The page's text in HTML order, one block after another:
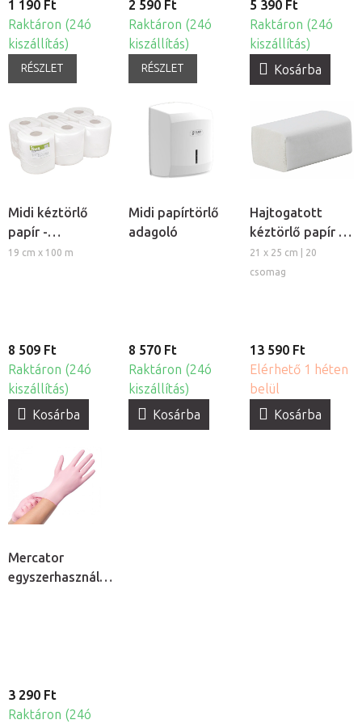
1 190 Ft
Raktáron (24ó
kiszállítás)
RÉSZLET
2 590 Ft
Raktáron (24ó
kiszállítás)
RÉSZLET
5 390 Ft
Raktáron (24ó
kiszállítás)
Kosárba
Midi kéztörlő
papír -
kétrétegű, 6db
19 cm x 100 m
8 509 Ft
Raktáron (24ó
kiszállítás)
Kosárba
Midi papírtörlő
adagoló
8 570 Ft
Raktáron (24ó
kiszállítás)
Kosárba
Hajtogatott
kéztörlő papír -
kétrétegű
21 x 25 cm | 20
csomag
13 590 Ft
Elérhető 1 héten
belül
Kosárba
Mercator
egyszerhasználatos
3 290 Ft
Raktáron (24ó